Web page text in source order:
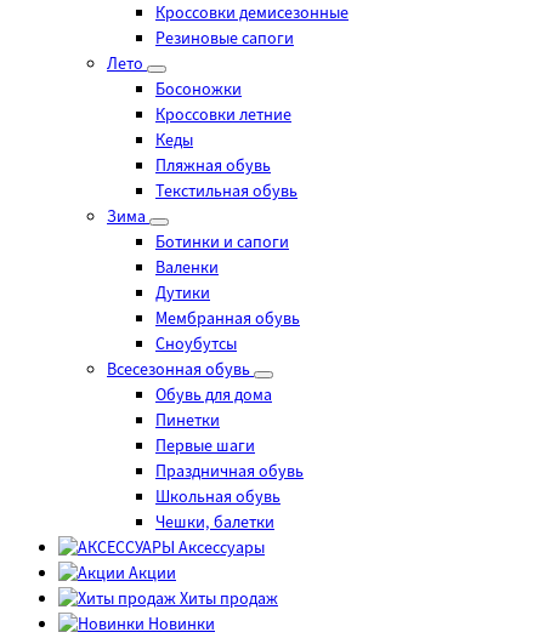
Кроссовки демисезонные
Резиновые сапоги
Лето
Босоножки
Кроссовки летние
Кеды
Пляжная обувь
Текстильная обувь
Зима
Ботинки и сапоги
Валенки
Дутики
Мембранная обувь
Сноубутсы
Всесезонная обувь
Обувь для дома
Пинетки
Первые шаги
Праздничная обувь
Школьная обувь
Чешки, балетки
Аксессуары
Акции
Хиты продаж
Новинки